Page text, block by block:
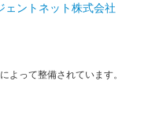
印 上杉謙信版
記念印
に開催されるだるま市
よって整備されています。